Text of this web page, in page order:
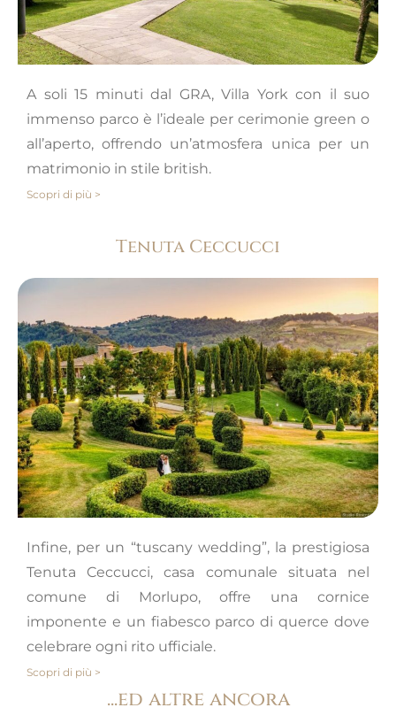
A soli 15 minuti dal GRA, Villa York con il suo
immenso parco è l’ideale per cerimonie green o
all’aperto, offrendo un’atmosfera unica per un
matrimonio in stile british.
Scopri di più >
Tenuta Ceccucci
Infine, per un “tuscany wedding”, la prestigiosa
Tenuta Ceccucci, casa comunale situata nel
comune di Morlupo, offre una cornice
imponente e un fiabesco parco di querce dove
celebrare ogni rito ufficiale.
Scopri di più >
...ed altre ancora